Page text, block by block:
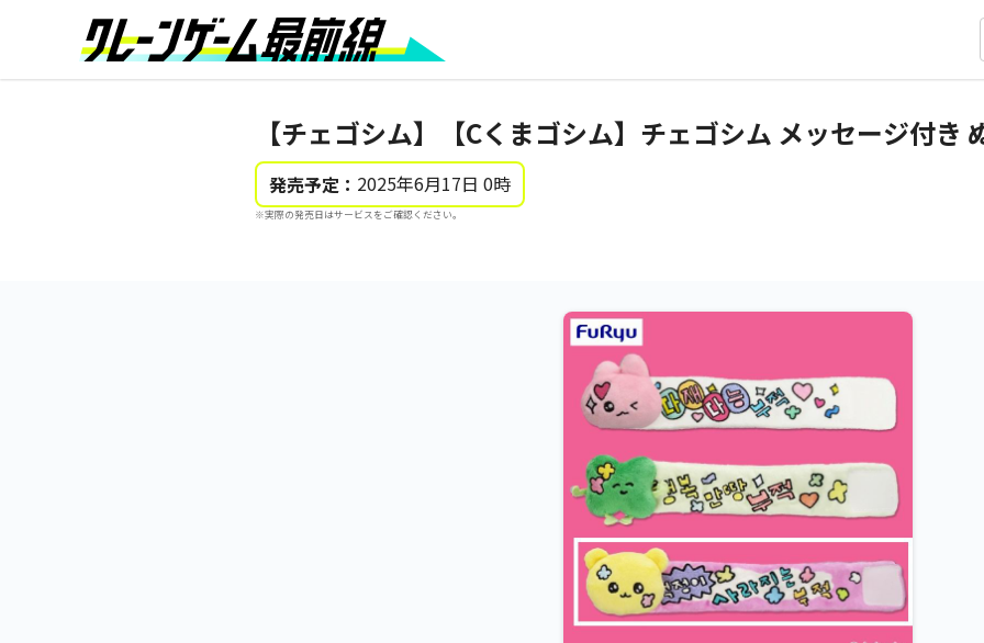
【チェゴシム】【Cくまゴシム】チェゴシム メッセージ付き
発売予定： 2025年6月17日 0時
※実際の発売日はサービスをご確認ください。